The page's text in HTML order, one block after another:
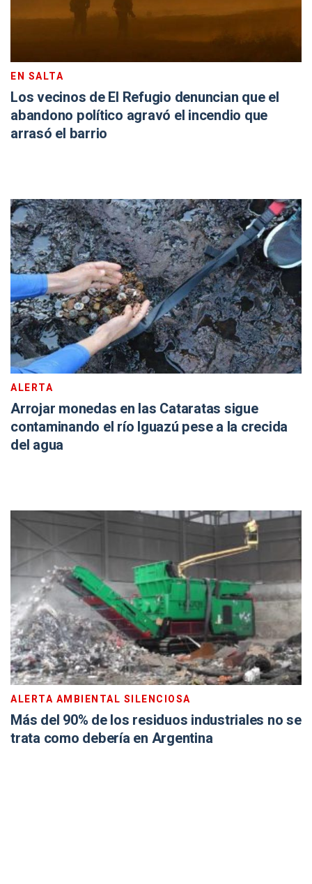
EN SALTA
Los vecinos de El Refugio denuncian que el
abandono político agravó el incendio que
arrasó el barrio
ALERTA
Arrojar monedas en las Cataratas sigue
contaminando el río Iguazú pese a la crecida
del agua
ALERTA AMBIENTAL SILENCIOSA
Más del 90% de los residuos industriales no se
trata como debería en Argentina